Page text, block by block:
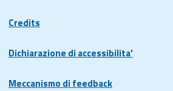
Credits
Dichiarazione di accessibilita'
Meccanismo di feedback